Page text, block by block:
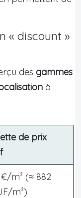
« discount »
des gammes
à
de prix
m² (≈ 882
m²)